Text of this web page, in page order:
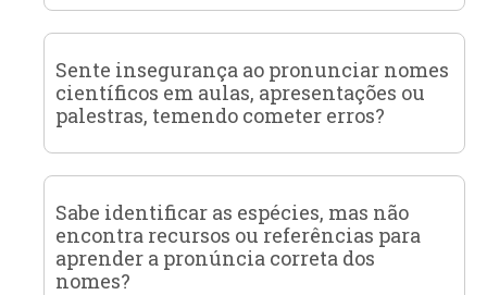
Sente insegurança ao pronunciar nomes
científicos em aulas, apresentações ou
palestras, temendo cometer erros?
Sabe identificar as espécies, mas não
encontra recursos ou referências para
aprender a pronúncia correta dos
nomes?